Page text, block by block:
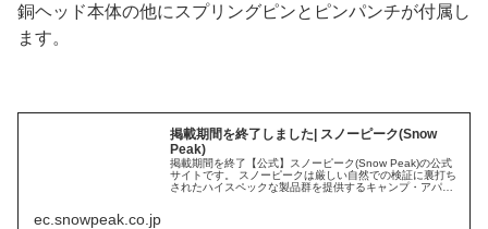
銅ヘッド本体の他にスプリングピンとピンパンチが付属し
ます。
掲載期間を終了しました| スノーピーク(Snow
Peak)
掲載期間を終了【公式】スノーピーク(Snow Peak)の公式
サイトです。 スノーピークは厳しい自然での検証に裏打ち
されたハイスペックな製品群を提供するキャンプ・アパレ
ec.snowpeak.co.jp